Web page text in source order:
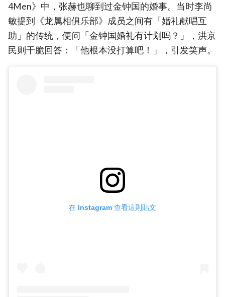
4Men》中，张赫也聊到过金钟国的婚事。当时李尚
敏提到《龙属相俱乐部》成员之间有「婚礼献唱互
助」的传统，便问「金钟国婚礼有计划吗？」，洪京
民则干脆回答：「他根本没打算吧！」，引发笑声。
在 Instagram 查看這則貼文